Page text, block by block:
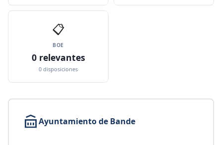
📋
BOE
0 relevantes
0 disposiciones
Ayuntamiento de Bande